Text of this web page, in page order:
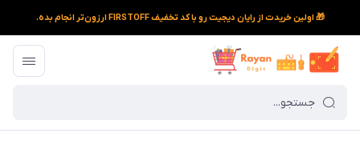
🎁 اولین خریدت از رایان دیجیت رو با کد تخفیف FIRSTOFF ارزون‌تر انجام بده.